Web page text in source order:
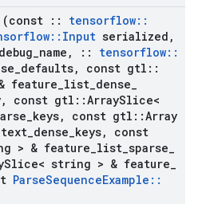
(const :: tensorflow::
:: Input serialized ,
debug name , :: tensorflow::
defaults, const gtl ::
feature list dense
, const gtl ::ArraySlice<
keys, const gtl ::Array
dense keys,
const
> & feature list sparse
Slice< string > & feature
ParseSequenceExample ::